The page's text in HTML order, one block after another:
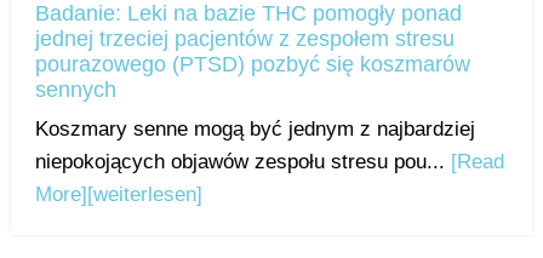
Badanie: Leki na bazie THC pomogły ponad
jednej trzeciej pacjentów z zespołem stresu
pourazowego (PTSD) pozbyć się koszmarów
sennych
Koszmary senne mogą być jednym z najbardziej
niepokojących objawów zespołu stresu pou... [Read
More] [weiterlesen]